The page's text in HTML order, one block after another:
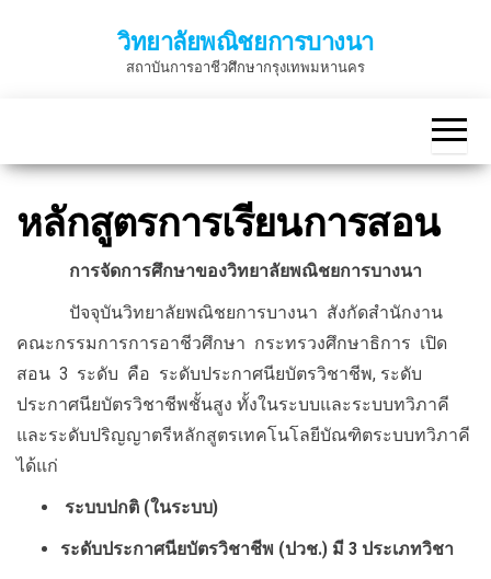
วิทยาลัยพณิชยการบางนา
สถาบันการอาชีวศึกษากรุงเทพมหานคร
หลักสูตรการเรียนการสอน
การจัดการศึกษาของวิทยาลัยพณิชยการบางนา
ปัจจุบันวิทยาลัยพณิชยการบางนา สังกัดสำนักงาน
คณะกรรมการการอาชีวศึกษา กระทรวงศึกษาธิการ เปิด
สอน 3 ระดับ คือ ระดับประกาศนียบัตรวิชาชีพ, ระดับ
ประกาศนียบัตรวิชาชีพชั้นสูง ทั้งในระบบและระบบทวิภาคี
และระดับปริญญาตรีหลักสูตรเทคโนโลยีบัณฑิตระบบทวิภาคี
ได้แก่
ระบบปกติ (ในระบบ)
ระดับประกาศนียบัตรวิชาชีพ (ปวช.) มี 3 ประเภทวิชา